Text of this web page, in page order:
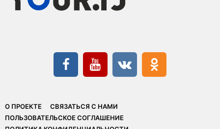
О ПРОЕКТЕ
СВЯЗАТЬСЯ С НАМИ
ПОЛЬЗОВАТЕЛЬСКОЕ СОГЛАШЕНИЕ